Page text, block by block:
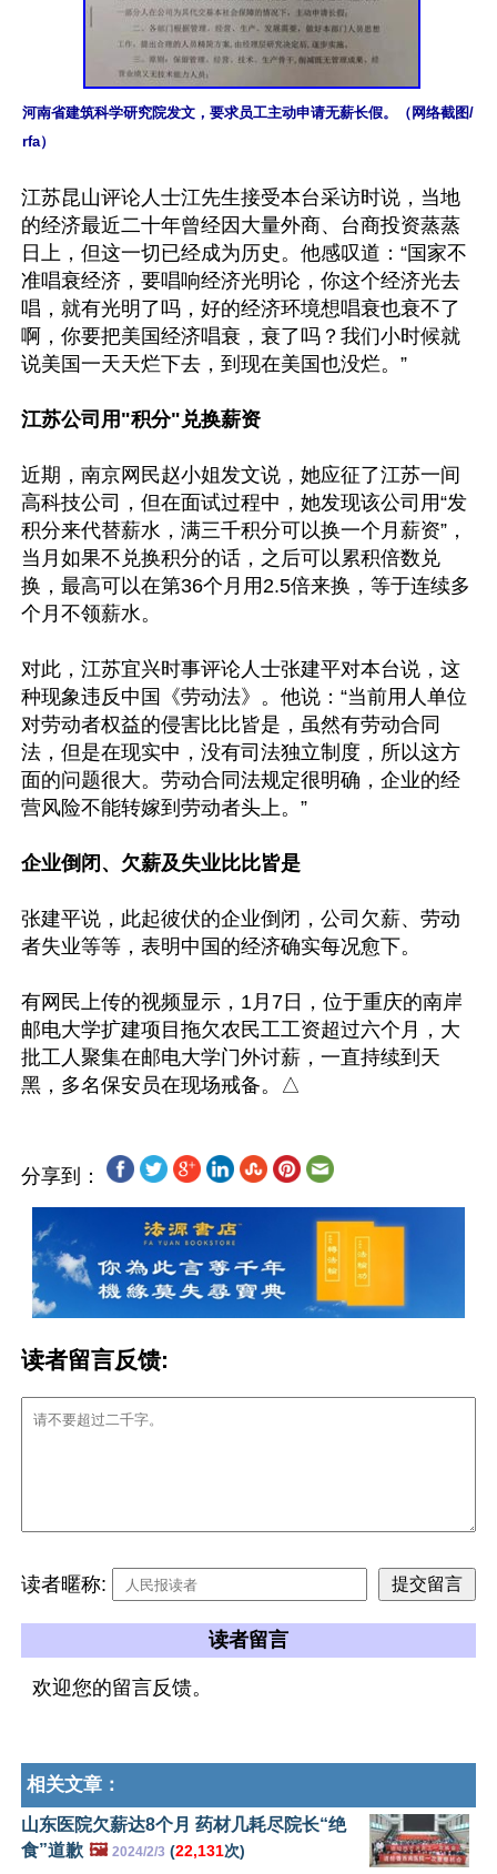
河南省建筑科学研究院发文，要求员工主动申请无薪长假。（网络截图/
rfa）
江苏昆山评论人士江先生接受本台采访时说，当地
的经济最近二十年曾经因大量外商、台商投资蒸蒸
日上，但这一切已经成为历史。他感叹道：“国家不
准唱衰经济，要唱响经济光明论，你这个经济光去
唱，就有光明了吗，好的经济环境想唱衰也衰不了
啊，你要把美国经济唱衰，衰了吗？我们小时候就
说美国一天天烂下去，到现在美国也没烂。”
江苏公司用"积分"兑换薪资
近期，南京网民赵小姐发文说，她应征了江苏一间
高科技公司，但在面试过程中，她发现该公司用“发
积分来代替薪水，满三千积分可以换一个月薪资”，
当月如果不兑换积分的话，之后可以累积倍数兑
换，最高可以在第36个月用2.5倍来换，等于连续多
个月不领薪水。
对此，江苏宜兴时事评论人士张建平对本台说，这
种现象违反中国《劳动法》。他说：“当前用人单位
对劳动者权益的侵害比比皆是，虽然有劳动合同
法，但是在现实中，没有司法独立制度，所以这方
面的问题很大。劳动合同法规定很明确，企业的经
营风险不能转嫁到劳动者头上。”
企业倒闭、欠薪及失业比比皆是
张建平说，此起彼伏的企业倒闭，公司欠薪、劳动
者失业等等，表明中国的经济确实每况愈下。
有网民上传的视频显示，1月7日，位于重庆的南岸
邮电大学扩建项目拖欠农民工工资超过六个月，大
批工人聚集在邮电大学门外讨薪，一直持续到天
分享到：
读者留言反馈:
读者暱称:
读者留言
欢迎您的留言反馈。
相关文章：
山东医院欠薪达8个月 药材几耗尽院长“绝
食”道歉 🖼️ 2024/2/3 (22,131次)